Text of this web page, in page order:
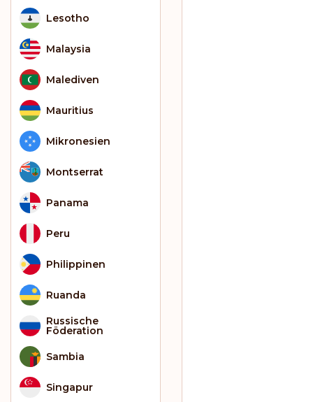
Lesotho
Malaysia
Malediven
Mauritius
Mikronesien
Montserrat
Panama
Peru
Philippinen
Ruanda
Russische
Föderation
Sambia
Singapur